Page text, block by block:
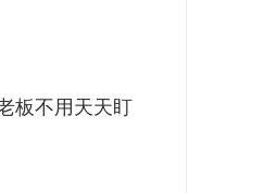
板不用天天盯